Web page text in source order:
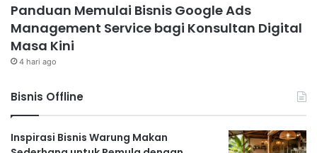
Panduan Memulai Bisnis Google Ads
Management Service bagi Konsultan Digital
Masa Kini
4 hari ago
Bisnis Offline
Inspirasi Bisnis Warung Makan